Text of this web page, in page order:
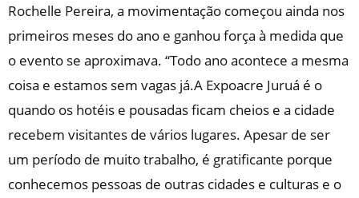
Rochelle Pereira, a movimentação começou ainda nos
primeiros meses do ano e ganhou força à medida que
o evento se aproximava. “Todo ano acontece a mesma
coisa e estamos sem vagas já.A Expoacre Juruá é o
quando os hotéis e pousadas ficam cheios e a cidade
recebem visitantes de vários lugares. Apesar de ser
um período de muito trabalho, é gratificante porque
conhecemos pessoas de outras cidades e culturas e o